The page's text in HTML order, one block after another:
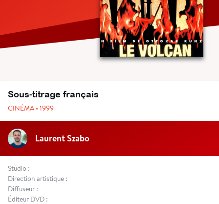
Sous-titrage français
CINÉMA • 1999
Laurent Szabo
Studio :
Direction artistique :
Diffuseur :
Éditeur DVD :